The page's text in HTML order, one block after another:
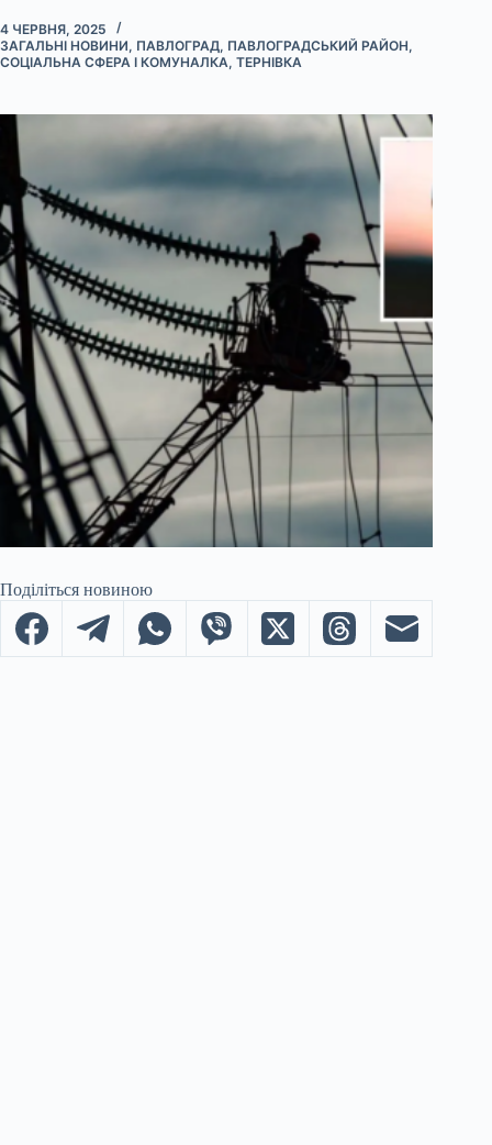
4 ЧЕРВНЯ, 2025
ЗАГАЛЬНІ НОВИНИ, ПАВЛОГРАД, ПАВЛОГРАДСЬКИЙ РАЙОН,
СОЦІАЛЬНА СФЕРА І КОМУНАЛКА, ТЕРНІВКА
Поділіться новиною